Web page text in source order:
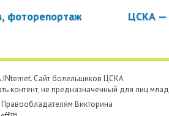
фоторепортаж ЦСКА —
Cайт болельщиков ЦСКА
контент, не предназначенный для лиц
Правообладателям Викторина